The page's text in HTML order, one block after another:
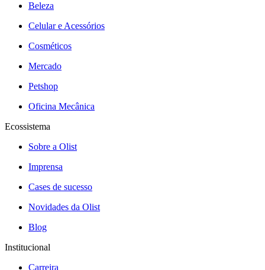
Beleza
Celular e Acessórios
Cosméticos
Mercado
Petshop
Oficina Mecânica
Ecossistema
Sobre a Olist
Imprensa
Cases de sucesso
Novidades da Olist
Blog
Institucional
Carreira